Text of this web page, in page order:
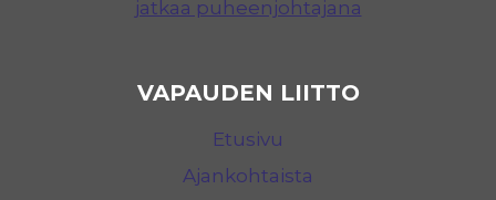
jatkaa puheenjohtajana
VAPAUDEN LIITTO
Etusivu
Ajankohtaista